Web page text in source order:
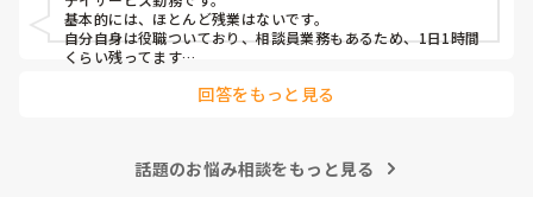
基本的には、ほとんど残業はないです。
自分自身は役職ついており、相談員業務もあるため、1日1時間
くらい残ってます…
回答をもっと見る
話題のお悩み相談をもっと見る